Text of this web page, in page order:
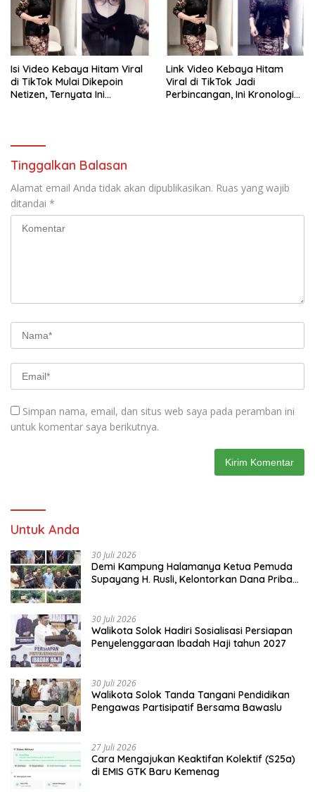
Isi Video Kebaya Hitam Viral
di TikTok Mulai Dikepoin
Netizen, Ternyata Ini
Link Video Kebaya Hitam
Viral di TikTok Jadi
Perbincangan, Ini Kronologi
Tinggalkan Balasan
Alamat email Anda tidak akan dipublikasikan. Ruas yang wajib
ditandai *
Simpan nama, email, dan situs web saya pada peramban ini
untuk komentar saya berikutnya.
Untuk Anda
30 Juli 2026
Demi Kampung Halamanya Ketua Pemuda
Supayang H. Rusli, Kelontorkan Dana Pribadi
30 Juli 2026
Walikota Solok Hadiri Sosialisasi Persiapan
Penyelenggaraan Ibadah Haji tahun 2027
30 Juli 2026
Walikota Solok Tanda Tangani Pendidikan
Pengawas Partisipatif Bersama Bawaslu
27 Juli 2026
Cara Mengajukan Keaktifan Kolektif (S25a)
di EMIS GTK Baru Kemenag